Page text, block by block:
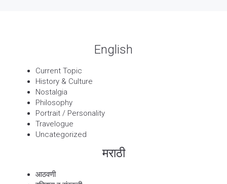
English
Current Topic
History & Culture
Nostalgia
Philosophy
Portrait / Personality
Travelogue
Uncategorized
मराठी
आठवणी